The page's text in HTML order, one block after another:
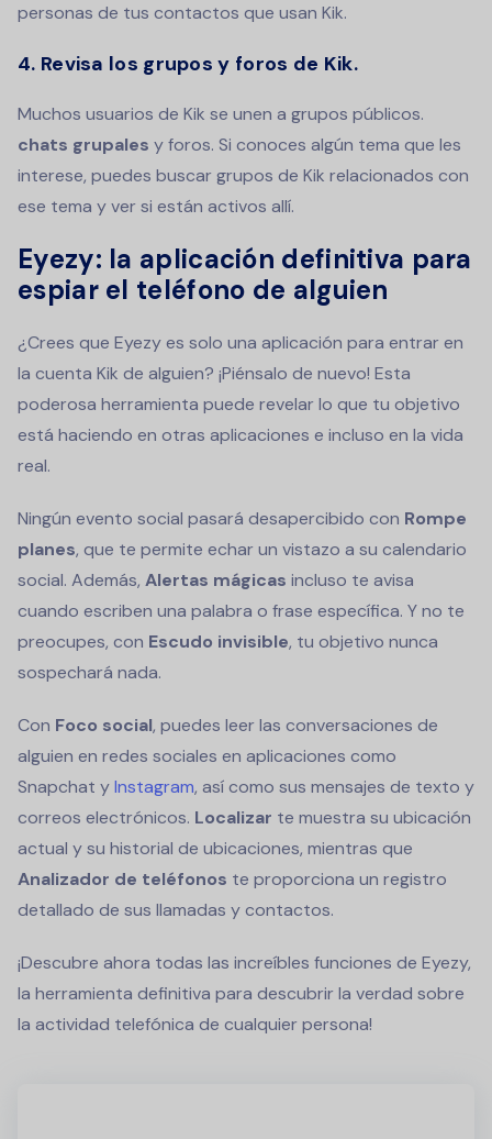
personas de tus contactos que usan Kik.
4. Revisa los grupos y foros de Kik.
Muchos usuarios de Kik se unen a grupos públicos.
chats grupales y foros. Si conoces algún tema que les
interese, puedes buscar grupos de Kik relacionados con
ese tema y ver si están activos allí.
Eyezy: la aplicación definitiva para
espiar el teléfono de alguien
¿Crees que Eyezy es solo una aplicación para entrar en
la cuenta Kik de alguien? ¡Piénsalo de nuevo! Esta
poderosa herramienta puede revelar lo que tu objetivo
está haciendo en otras aplicaciones e incluso en la vida
real.
Ningún evento social pasará desapercibido con Rompe
planes, que te permite echar un vistazo a su calendario
social. Además, Alertas mágicas incluso te avisa
cuando escriben una palabra o frase específica. Y no te
preocupes, con Escudo invisible, tu objetivo nunca
sospechará nada.
Con Foco social, puedes leer las conversaciones de
alguien en redes sociales en aplicaciones como
Snapchat yInstagram, así como sus mensajes de texto y
correos electrónicos. Localizar te muestra su ubicación
actual y su historial de ubicaciones, mientras que
Analizador de teléfonos te proporciona un registro
detallado de sus llamadas y contactos.
¡Descubre ahora todas las increíbles funciones de Eyezy,
la herramienta definitiva para descubrir la verdad sobre
la actividad telefónica de cualquier persona!